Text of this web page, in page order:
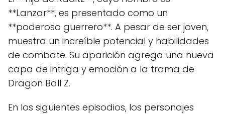
**Lanzar**, es presentado como un
**poderoso guerrero**. A pesar de ser joven,
muestra un increíble potencial y habilidades
de combate. Su aparición agrega una nueva
capa de intriga y emoción a la trama de
Dragon Ball Z.
En los siguientes episodios, los personajes